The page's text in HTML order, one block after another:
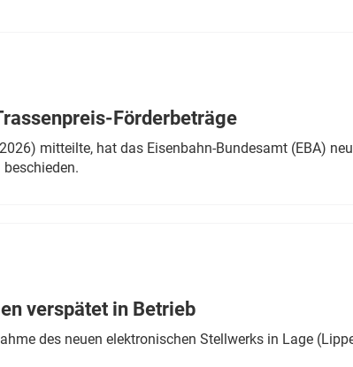
& Ausrüstung
Förderbeträge
mitteilte, hat das Eisenbahn-Bundesamt (EBA)
verspätet in Betrieb
des neuen elektronischen Stellwerks in Lage